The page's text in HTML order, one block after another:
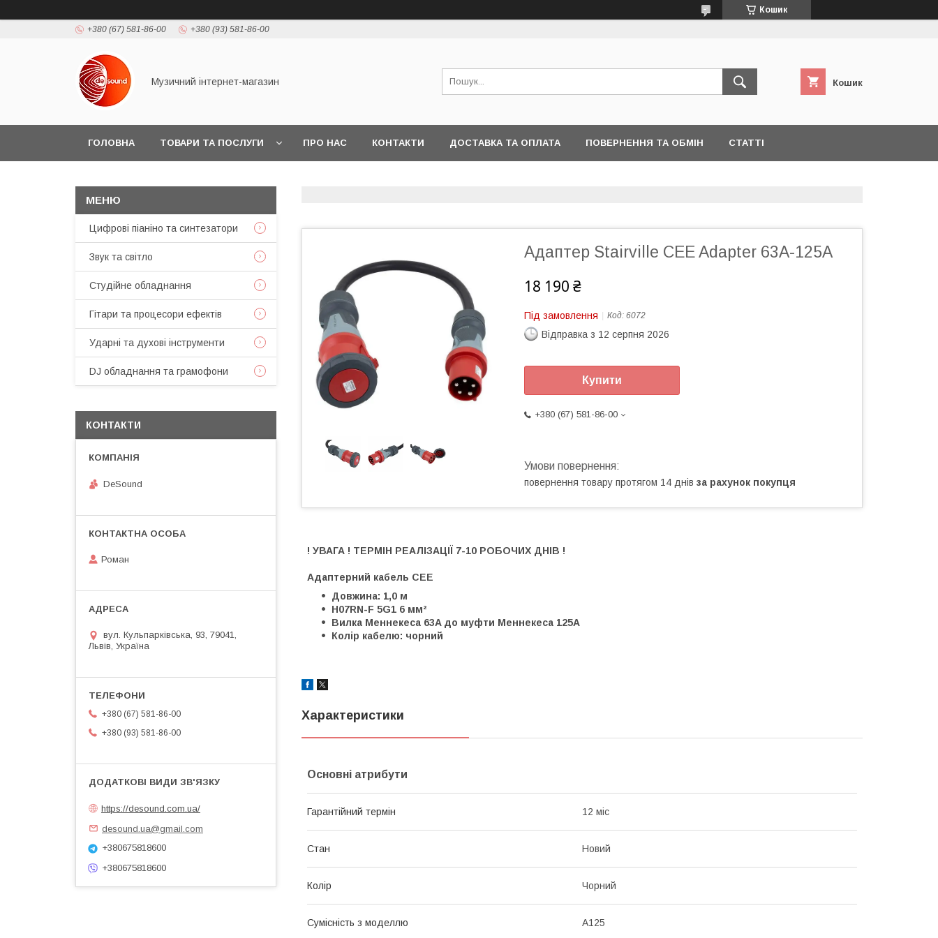
Кошик
+380 (67) 581-86-00 +380 (93) 581-86-00
Музичний інтернет-магазин Кошик
ГОЛОВНА ТОВАРИ ТА ПОСЛУГИ ПРО НАС КОНТАКТИ ДОСТАВКА ТА ОПЛАТА ПОВЕРНЕННЯ ТА ОБМІН СТАТТІ
Адаптер Stairville CEE Adapter 63A-125A
18 190 ₴
Під замовлення Код: 6072
Відправка з 12 серпня 2026
Купити
+380 (67) 581-86-00
повернення товару протягом 14 днів за рахунок покупця
! УВАГА ! ТЕРМІН РЕАЛІЗАЦІЇ 7-10 РОБОЧИХ ДНІВ !
Адаптерний кабель CEE
Довжина: 1,0 м
H07RN-F 5G1 6 мм²
Вилка Меннекеса 63A до муфти Меннекеса 125A
Колір кабелю: чорний
Характеристики
Основні атрибути
Гарантійний термін 12 міс
Стан Новий
Колір Чорний
Сумісність з моделлю A125
Цифрові піаніно та синтезатори
Звук та світло
Студійне обладнання
Гітари та процесори ефектів
Ударні та духові інструменти
DJ обладнання та грамофони
КОНТАКТИ
DeSound
Роман
вул. Кульпарківська, 93, 79041,
Львів, Україна
+380 (67) 581-86-00
+380 (93) 581-86-00
https://desound.com.ua/
desound.ua@gmail.com
+380675818600
+380675818600